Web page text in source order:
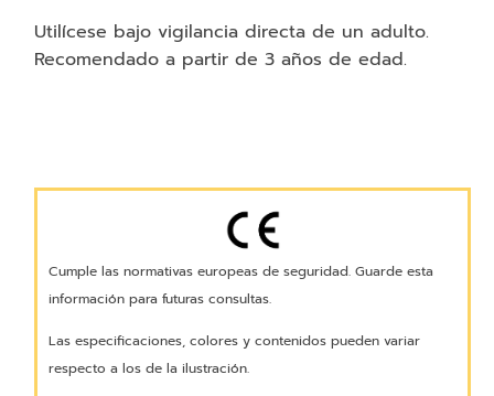
Utilícese bajo vigilancia directa de un adulto.
Recomendado a partir de 3 años de edad.
Cumple las normativas europeas de seguridad. Guarde esta
información para futuras consultas.
Las especificaciones, colores y contenidos pueden variar
respecto a los de la ilustración.